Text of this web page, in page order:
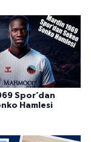
Spor’dan
Hamlesi